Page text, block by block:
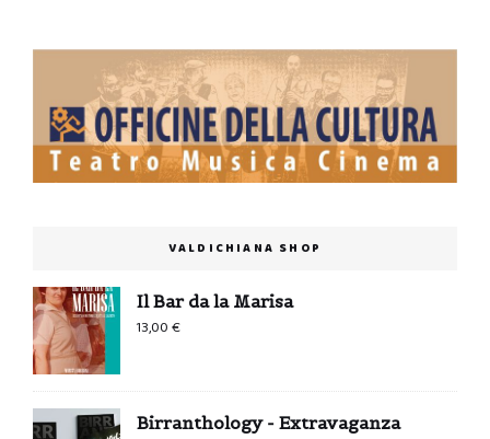
VALDICHIANA SHOP
Il Bar da la Marisa
13,00€
Birranthology - Extravaganza